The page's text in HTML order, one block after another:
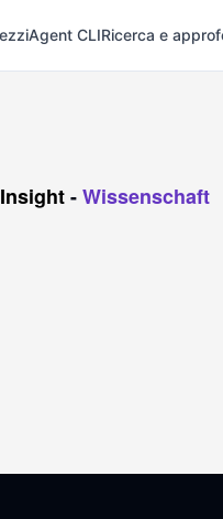
Agent CLIRicerca e
Insight-Wissenschaft